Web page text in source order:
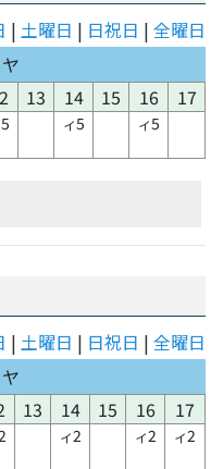
| 土曜日 | 日祝日 | 全曜日
13 14 15 16 17
5 イ5 イ5
| 土曜日 | 日祝日 | 全曜日
13 14 15 16 17
イ2 イ2 イ2